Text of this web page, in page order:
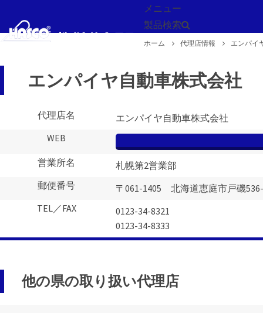
メニュー
製品検索
ホーム 代理店情報 エンパイ
エンパイヤ自動車株式会社
代理店名
エンパイヤ自動車株式会社
WEB
営業所名
札幌第2営業部
郵便番号
〒061-1405 北海道恵庭市戸磯
TEL／FAX
0123-34-8321
0123-34-8333
他の県の取り扱い代理店